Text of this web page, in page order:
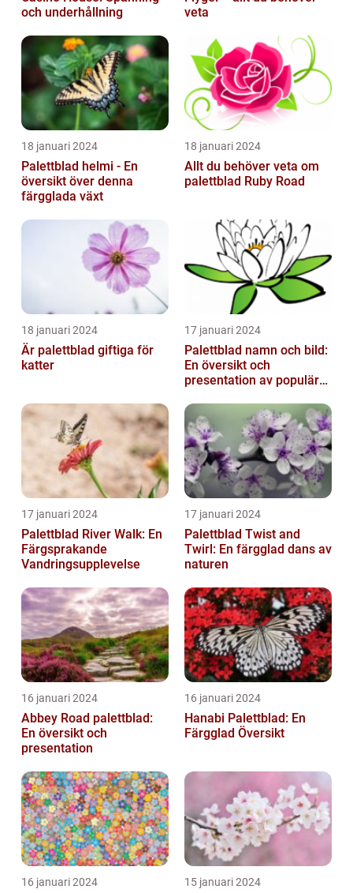
och underhållning
veta
18 januari 2024
Palettblad helmi - En
översikt över denna
färgglada växt
18 januari 2024
Allt du behöver veta om
palettblad Ruby Road
18 januari 2024
Är palettblad giftiga för
katter
17 januari 2024
Palettblad namn och bild:
En översikt och
presentation av populära
17 januari 2024
Palettblad River Walk: En
Färgsprakande
Vandringsupplevelse
17 januari 2024
Palettblad Twist and
Twirl: En färgglad dans av
naturen
16 januari 2024
Abbey Road palettblad:
En översikt och
presentation
16 januari 2024
Hanabi Palettblad: En
Färgglad Översikt
16 januari 2024 15 januari 2024